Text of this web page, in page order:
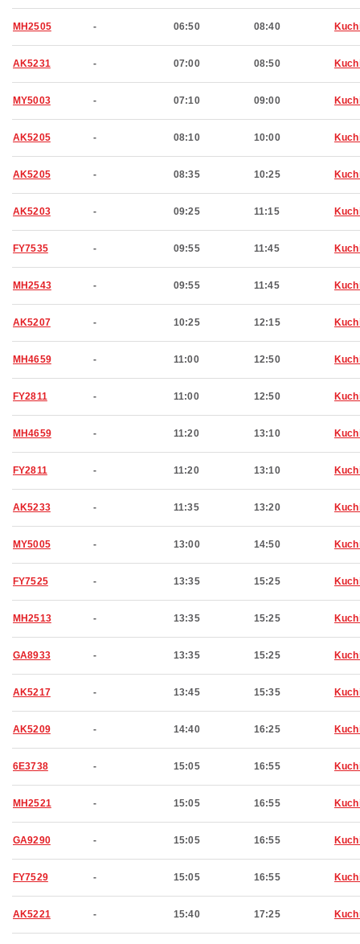
MH2505 - 06:50 08:40
AK5231 - 07:00 08:50
MY5003 - 07:10 09:00
AK5205 - 08:10 10:00
AK5205 - 08:35 10:25
AK5203 - 09:25 11:15
FY7535 - 09:55 11:45
MH2543 - 09:55 11:45
AK5207 - 10:25 12:15
MH4659 - 11:00 12:50
FY2811 - 11:00 12:50
MH4659 - 11:20 13:10
FY2811 - 11:20 13:10
AK5233 - 11:35 13:20
MY5005 - 13:00 14:50
FY7525 - 13:35 15:25
MH2513 - 13:35 15:25
GA8933 - 13:35 15:25
AK5217 - 13:45 15:35
AK5209 - 14:40 16:25
6E3738 - 15:05 16:55
MH2521 - 15:05 16:55
GA9290 - 15:05 16:55
FY7529 - 15:05 16:55
AK5221 - 15:40 17:25